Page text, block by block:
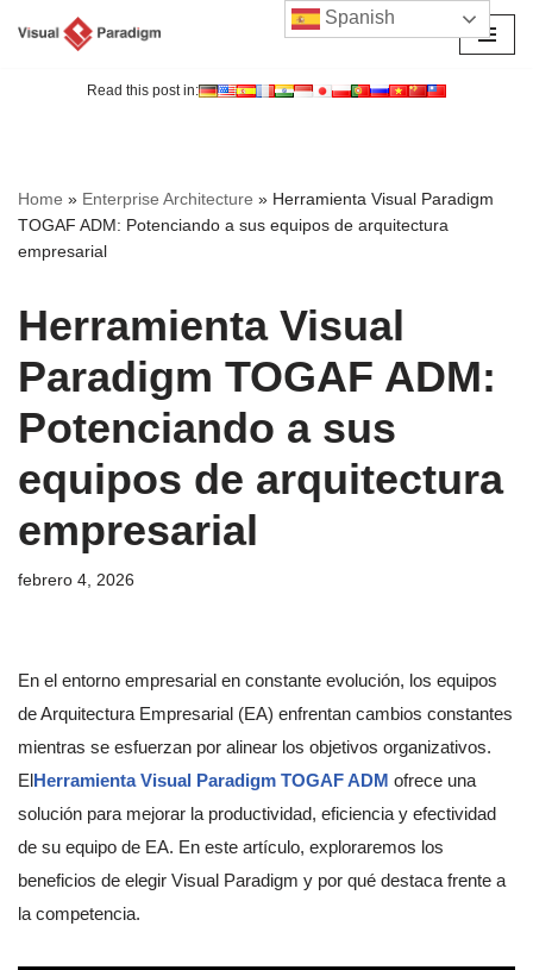
Read this post in:
Home » Enterprise Architecture » Herramienta Visual Paradigm
TOGAF ADM: Potenciando a sus equipos de arquitectura
empresarial
Herramienta Visual
Paradigm TOGAF ADM:
Potenciando a sus
equipos de arquitectura
empresarial
febrero 4, 2026
En el entorno empresarial en constante evolución, los equipos
de Arquitectura Empresarial (EA) enfrentan cambios constantes
mientras se esfuerzan por alinear los objetivos organizativos.
ElHerramienta Visual Paradigm TOGAF ADM ofrece una
solución para mejorar la productividad, eficiencia y efectividad
de su equipo de EA. En este artículo, exploraremos los
beneficios de elegir Visual Paradigm y por qué destaca frente a
la competencia.
Spanish